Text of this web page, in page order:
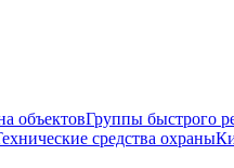
объектовГруппы быстрого
средства охраны